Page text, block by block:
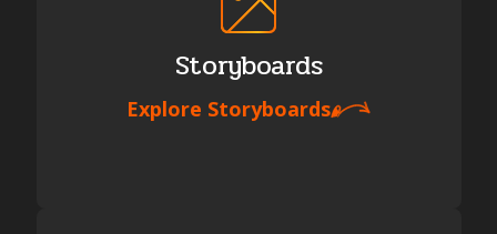
Storyboards
Explore Storyboards